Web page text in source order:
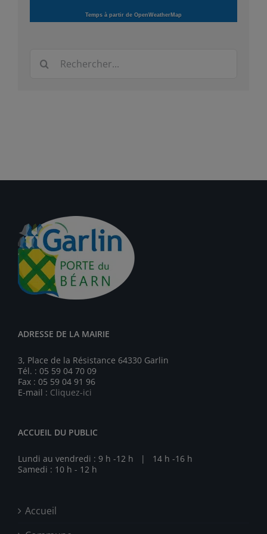
Temps à partir de OpenWeatherMap
ADRESSE DE LA MAIRIE
3, Place de la Résistance 64330 Garlin
Tél. : 05 59 04 70 09
Fax : 05 59 04 91 96
E-mail : Cliquez-ici
ACCUEIL DU PUBLIC
Lundi au vendredi : 9 h -12 h | 14 h -16 h
Samedi : 10 h - 12 h
Accueil